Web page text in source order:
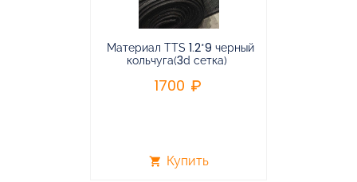
Материал TTS 1.2*9 черный
кольчуга(3d сетка)
1700
shopping_cart Купить